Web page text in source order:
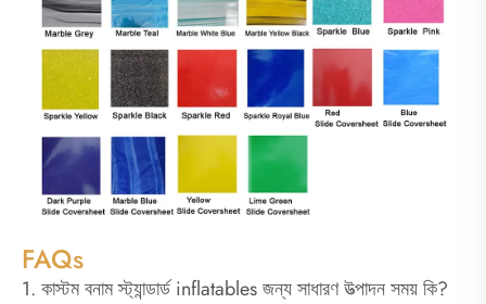
FAQs
1. কাস্টম বনাম স্ট্যান্ডার্ড inflatables জন্য সাধারণ উত্পাদন সময় কি?